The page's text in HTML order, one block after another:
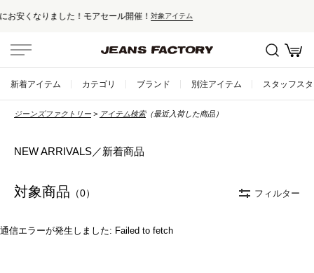
ル開催！対象アイテム
新着アイテム カテゴリ ブランド 別注アイテム スタッフス
ジーンズファクトリー アイテム検索（最近入荷した商品）
NEW ARRIVALS／新着商品
対象商品 （0） フィルター
通信エラーが発生しました: Failed to fetch